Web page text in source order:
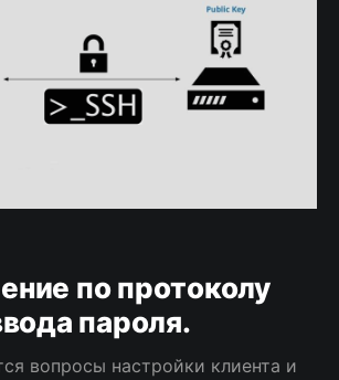
по протоколу
пароля.
вопросы настройки клиента и